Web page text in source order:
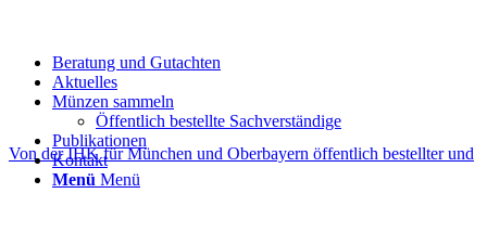
Von der IHK für München und Oberbayern öffentlich bestellter und
Beratung und Gutachten
Aktuelles
Münzen sammeln
Öffentlich bestellte Sachverständige
Publikationen
Kontakt
Menü Menü